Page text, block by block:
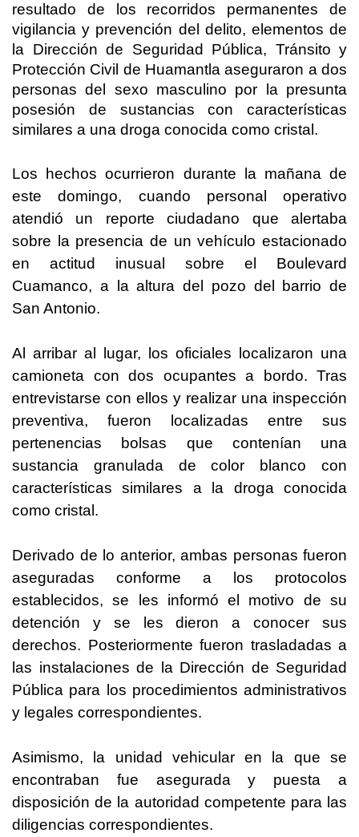
resultado de los recorridos permanentes de
vigilancia y prevención del delito, elementos de
la Dirección de Seguridad Pública, Tránsito y
Protección Civil de Huamantla aseguraron a dos
personas del sexo masculino por la presunta
posesión de sustancias con características
similares a una droga conocida como cristal.
Los hechos ocurrieron durante la mañana de
este domingo, cuando personal operativo
atendió un reporte ciudadano que alertaba
sobre la presencia de un vehículo estacionado
en actitud inusual sobre el Boulevard
Cuamanco, a la altura del pozo del barrio de
San Antonio.
Al arribar al lugar, los oficiales localizaron una
camioneta con dos ocupantes a bordo. Tras
entrevistarse con ellos y realizar una inspección
preventiva, fueron localizadas entre sus
pertenencias bolsas que contenían una
sustancia granulada de color blanco con
características similares a la droga conocida
como cristal.
Derivado de lo anterior, ambas personas fueron
aseguradas conforme a los protocolos
establecidos, se les informó el motivo de su
detención y se les dieron a conocer sus
derechos. Posteriormente fueron trasladadas a
las instalaciones de la Dirección de Seguridad
Pública para los procedimientos administrativos
y legales correspondientes.
Asimismo, la unidad vehicular en la que se
encontraban fue asegurada y puesta a
disposición de la autoridad competente para las
diligencias correspondientes.